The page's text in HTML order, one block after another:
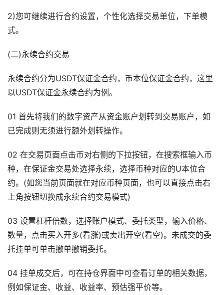
2)您可继续进行合约设置，个性化选择交易单位，下单模
式。
(二)永续合约交易
永续合约分为USDT保证金合约，币本位保证金合约，这里
以USDT保证金永续合约为例。
01 首先将我们的数字资产从资金账户划转到交易账户，如
已完成则无须进行额外划转操作。
02 在交易页面点击币对右侧的下拉按钮，在搜索框输入币
种，在保证金交易处选择永续，选择币种对应的U本位合
约。(如您当前页面就在对应币种页面，也可以直接点击右
上角按钮切换成永续合约交易模式)
03 设置杠杆倍数，选择账户模式、委托类型，输入价格、
数量，点击买入开多(看涨)或卖出开空(看空)。未成交的委
托挂单可单击撤单撤销委托。
04 挂单成交后，可在持仓界面中可查看订单的相关数据，
例如保证金、收益、收益率、预估强平价等。